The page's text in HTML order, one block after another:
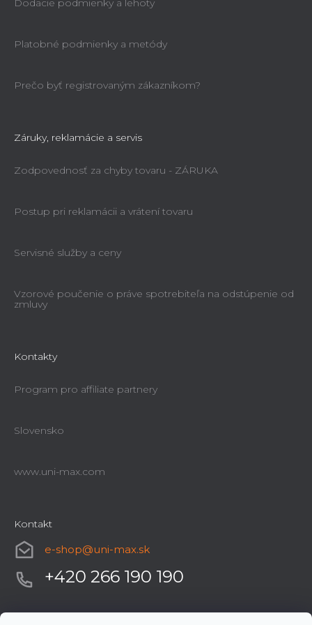
Dodacie podmienky a lehoty
Platobné podmienky a metódy
Prečo byť registrovaným zákazníkom?
Záruky, reklamácie a servis
Zodpovednosť za chyby tovaru - ZÁRUKA
Postup pri reklamácii a vrátení tovaru
Servisné služby a ceny
Vzorové poučenie o práve spotrebiteľa na odstúpenie od
zmluvy
Kontakty
Program pro affiliate partnery
Slovensko
www.uni-max.com
Kontakt
e-shop@uni-max.sk
+420 266 190 190